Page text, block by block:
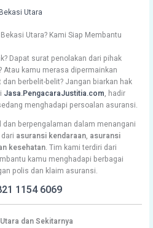
Utara
Utara? Kami Siap Membantu
Dapat surat penolakan dari pihak
kamu merasa dipermainkan
berbelit-belit? Jangan biarkan hak
Jasa.PengacaraJustitia.com, hadir
menghadapi persoalan asuransi.
dan berpengalaman dalam menangani
asuransi kendaraan, asuransi
kesehatan. Tim kami terdiri dari
kamu menghadapi berbagai
polis dan klaim asuransi.
1154 6069
dan Sekitarnya